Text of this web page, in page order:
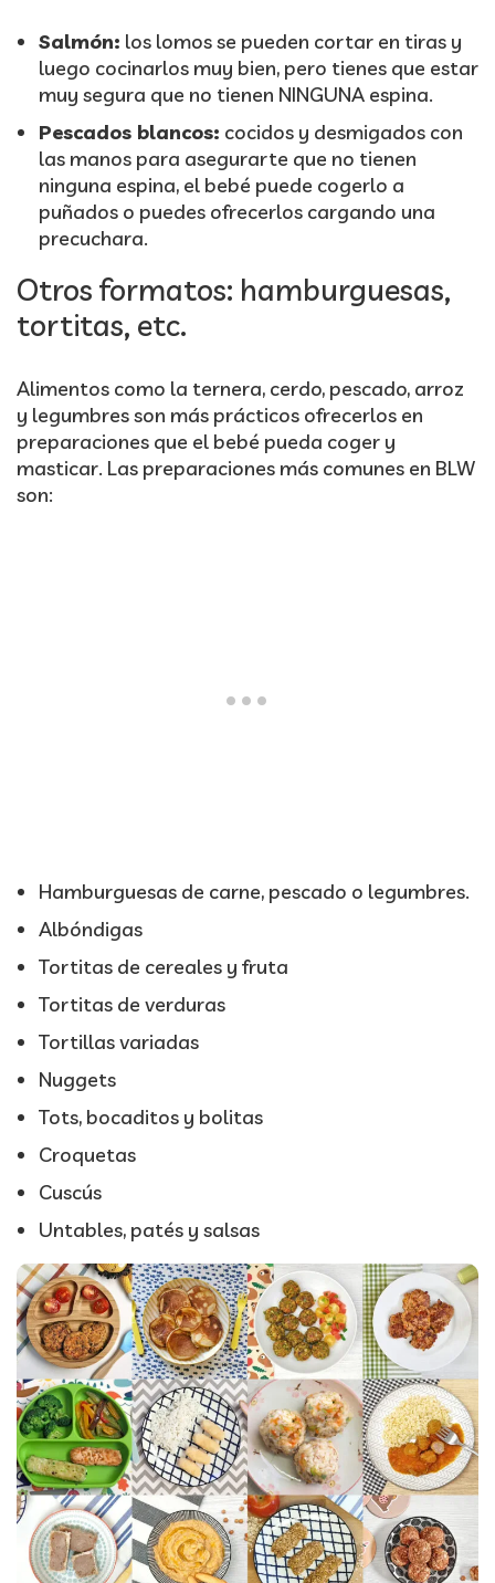
Salmón: los lomos se pueden cortar en tiras y
luego cocinarlos muy bien, pero tienes que estar
muy segura que no tienen NINGUNA espina.
Pescados blancos: cocidos y desmigados con
las manos para asegurarte que no tienen
ninguna espina, el bebé puede cogerlo a
puñados o puedes ofrecerlos cargando una
precuchara.
Otros formatos: hamburguesas,
tortitas, etc.
Alimentos como la ternera, cerdo, pescado, arroz
y legumbres son más prácticos ofrecerlos en
preparaciones que el bebé pueda coger y
masticar. Las preparaciones más comunes en BLW
son:
Hamburguesas de carne, pescado o legumbres.
Albóndigas
Tortitas de cereales y fruta
Tortitas de verduras
Tortillas variadas
Nuggets
Tots, bocaditos y bolitas
Croquetas
Cuscús
Untables, patés y salsas